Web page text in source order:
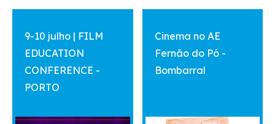
9-10 julho | FILM
EDUCATION
CONFERENCE -
PORTO
Cinema no AE
Fernão do Pó -
Bombarral